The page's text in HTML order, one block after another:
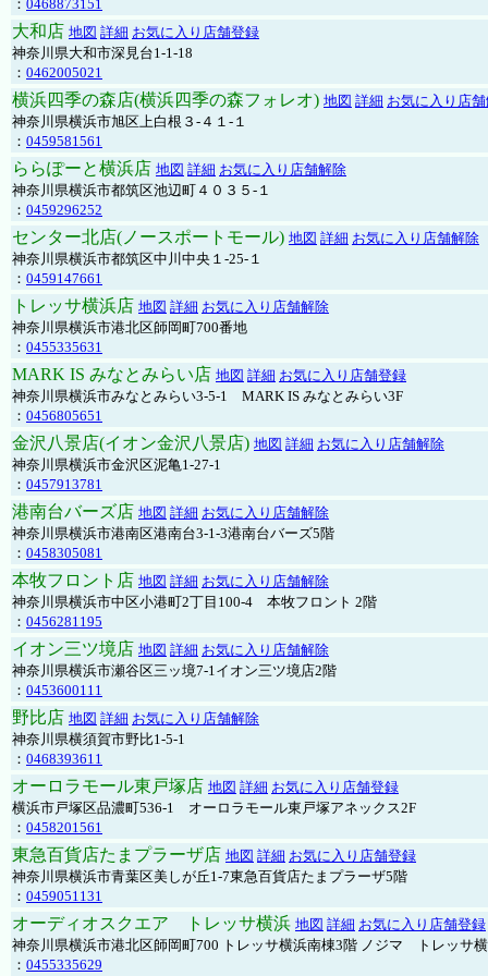
： 0468873151
大和店 地図 詳細 お気に入り店舗登録
神奈川県大和市深見台1-1-18
： 0462005021
横浜四季の森店(横浜四季の森フォレオ) 地図 詳細 お気に入り店
神奈川県横浜市旭区上白根３-４１-１
： 0459581561
ららぽーと横浜店 地図 詳細 お気に入り店舗解除
神奈川県横浜市都筑区池辺町４０３５-１
： 0459296252
センター北店(ノースポートモール) 地図 詳細 お気に入り店舗解除
神奈川県横浜市都筑区中川中央１-25-１
： 0459147661
トレッサ横浜店 地図 詳細 お気に入り店舗解除
神奈川県横浜市港北区師岡町700番地
： 0455335631
MARK IS みなとみらい店 地図 詳細 お気に入り店舗登録
神奈川県横浜市みなとみらい3-5-1 MARK IS みなとみらい3F
： 0456805651
金沢八景店(イオン金沢八景店) 地図 詳細 お気に入り店舗解除
神奈川県横浜市金沢区泥亀1-27-1
： 0457913781
港南台バーズ店 地図 詳細 お気に入り店舗解除
神奈川県横浜市港南区港南台3-1-3港南台バーズ5階
： 0458305081
本牧フロント店 地図 詳細 お気に入り店舗解除
神奈川県横浜市中区小港町2丁目100-4 本牧フロント 2階
： 0456281195
イオン三ツ境店 地図 詳細 お気に入り店舗解除
神奈川県横浜市瀬谷区三ッ境7-1イオン三ツ境店2階
： 0453600111
野比店 地図 詳細 お気に入り店舗解除
神奈川県横須賀市野比1-5-1
： 0468393611
オーロラモール東戸塚店 地図 詳細 お気に入り店舗登録
横浜市戸塚区品濃町536-1 オーロラモール東戸塚アネックス2F
： 0458201561
東急百貨店たまプラーザ店 地図 詳細 お気に入り店舗登録
神奈川県横浜市青葉区美しが丘1-7東急百貨店たまプラーザ5階
： 0459051131
オーディオスクエア トレッサ横浜 地図 詳細 お気に入り店舗登録
神奈川県横浜市港北区師岡町700 トレッサ横浜南棟3階 ノジマ トレッサ
： 0455335629